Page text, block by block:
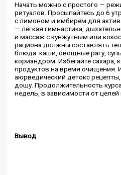
Начать можно с простого —
ритуалов. Просыпайтесь до 6
с лимоном и имбирём для
— лёгкая гимнастика,
и массаж с кунжутным или
рациона должны составлять
блюда: каши, овощные рагу,
кориандром. Избегайте
продуктов на время очищения.
аюрведический детокс
дошу. Продолжительность
недель, в зависимости от
Вывод